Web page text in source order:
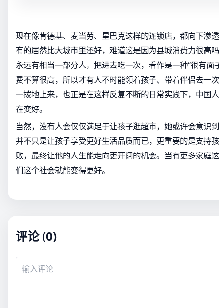
现在像肯德基、麦当劳、星巴克这样的连锁店，都向下渗
有的居然比大城市里还好，难道这是因为县城消费力很高
永远有相当一部分人，把进去吃一次，看作是一种“很有面
费不算很高，所以才有人不时能领着孩子、带着伴侣去一
一拨地上来，也正是在这样反复不断的日常实践下，中国
在变好。
当然，没有人会仅仅满足于让孩子逛超市，她或许会意识
并不只是让孩子享受更好生活品质而已，更重要的是支持
败，最终让他的人生能走向更开阔的机会。当有更多家庭
们这个社会就能变得更好。
评论 (0)